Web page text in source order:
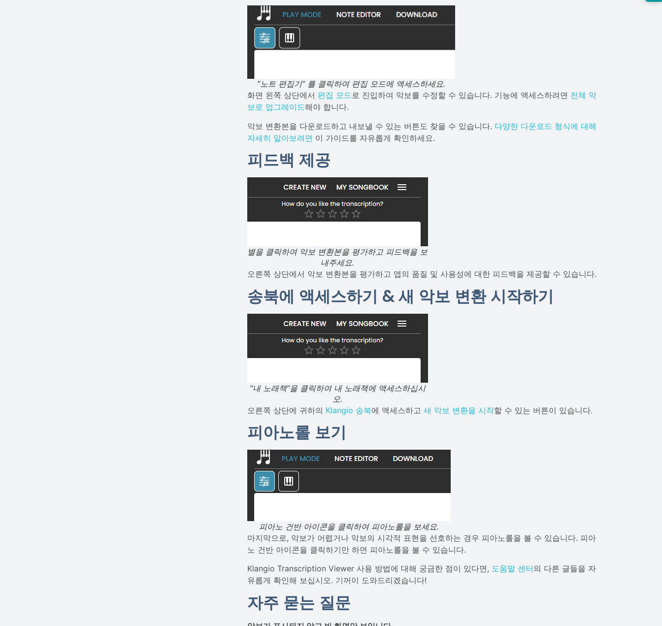
“노트 편집기” 를 클릭하여 편집 모드에 액세스하세요.
화면 왼쪽 상단에서 편집 모드로 진입하여 악보를 수정할 수 있습니다. 기능에 액세스하려면 전체 악
보로 업그레이드해야 합니다.
악보 변환본을 다운로드하고 내보낼 수 있는 버튼도 찾을 수 있습니다. 다양한 다운로드 형식에 대해
자세히 알아보려면 이 가이드를 자유롭게 확인하세요.
피드백 제공
별을 클릭하여 악보 변환본을 평가하고 피드백을 보
내주세요.
오른쪽 상단에서 악보 변환본을 평가하고 앱의 품질 및 사용성에 대한 피드백을 제공할 수 있습니다.
송북에 액세스하기 & 새 악보 변환 시작하기
“내 노래책”을 클릭하여 내 노래책에 액세스하십시
오.
오른쪽 상단에 귀하의 Klangio 송북에 액세스하고 새 악보 변환을 시작할 수 있는 버튼이 있습니다.
피아노롤 보기
피아노 건반 아이콘을 클릭하여 피아노롤을 보세요.
마지막으로, 악보가 어렵거나 악보의 시각적 표현을 선호하는 경우 피아노롤을 볼 수 있습니다. 피아
노 건반 아이콘을 클릭하기만 하면 피아노롤을 볼 수 있습니다.
Klangio Transcription Viewer 사용 방법에 대해 궁금한 점이 있다면, 도움말 센터의 다른 글들을 자
유롭게 확인해 보십시오. 기꺼이 도와드리겠습니다!
자주 묻는 질문